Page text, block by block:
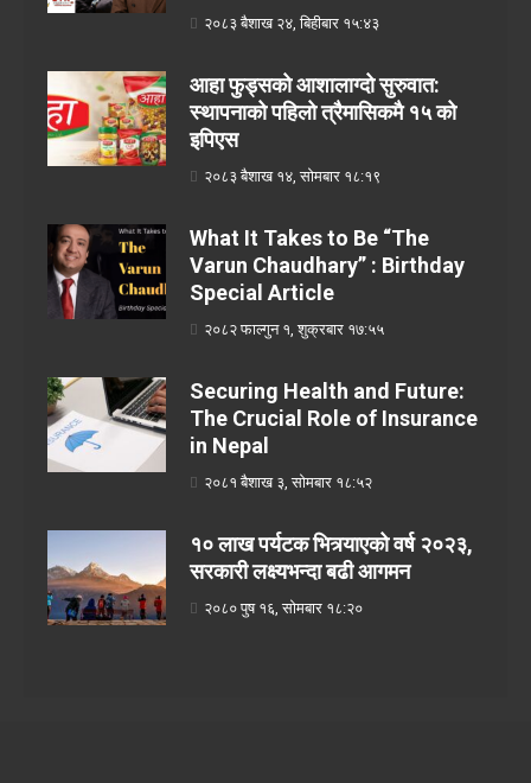
२०८३ बैशाख २४, बिहीबार १५:४३
आहा फुड्सको आशालाग्दो सुरुवात:
स्थापनाको पहिलो त्रैमासिकमै १५ को
इपिएस
२०८३ बैशाख १४, सोमबार १८:१९
What It Takes to Be “The
Varun Chaudhary” : Birthday
Special Article
२०८२ फाल्गुन १, शुक्रबार १७:५५
Securing Health and Future:
The Crucial Role of Insurance
in Nepal
२०८१ बैशाख ३, सोमबार १८:५२
१० लाख पर्यटक भित्र्याएको वर्ष २०२३,
सरकारी लक्ष्यभन्दा बढी आगमन
२०८० पुष १६, सोमबार १८:२०